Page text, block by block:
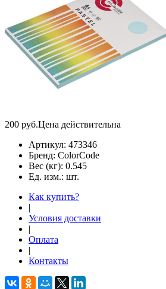
200 руб.Цена действительна
Артикул: 473346
Бренд: ColorCode
Вес (кг): 0.545
Ед. изм.: шт.
Как купить?
|
Условия доставки
|
Оплата
|
Контакты